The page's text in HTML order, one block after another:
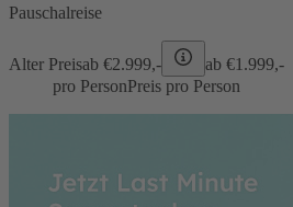
Pauschalreise
Alter Preisab €2.999,- ab €1.999,-
pro PersonPreis pro Person